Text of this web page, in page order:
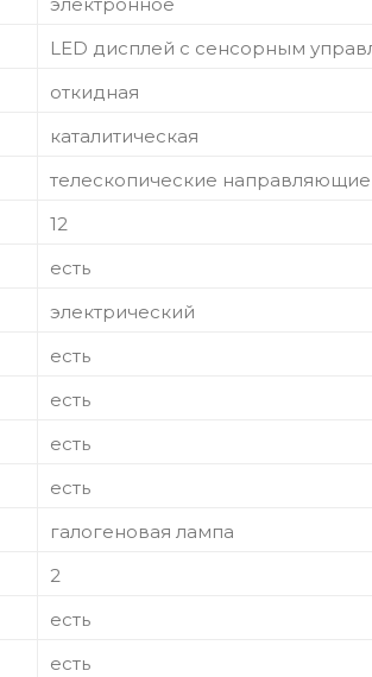
электронное
LED дисплей с сенсорным
откидная
каталитическая
телескопические направляющие
12
есть
электрический
есть
есть
есть
есть
галогеновая лампа
2
есть
есть